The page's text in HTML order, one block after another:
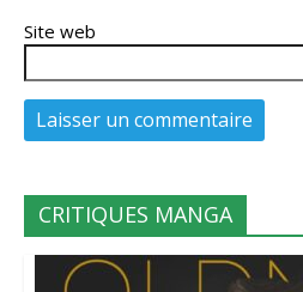
Site web
CRITIQUES MANGA